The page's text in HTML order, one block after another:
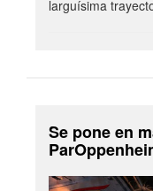
larguísima
Se pone en